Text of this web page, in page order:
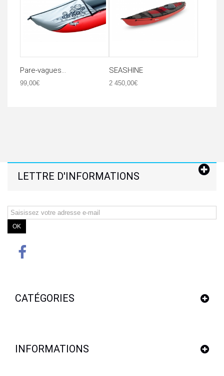
Pare-vagues...
99,00€
SEASHINE
2 450,00€
LETTRE D'INFORMATIONS
OK
CATÉGORIES
INFORMATIONS